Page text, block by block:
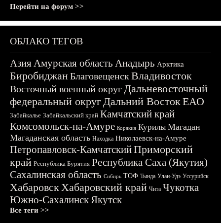
Перейти на форум >>
ОБЛАКО ТЕГОВ
АзияАмурская область Анадырь Арктика
БиробиджанБлаговещенскВладивосток
Восточный военный округДальневосточный
федеральный округДальний ВостокЕАО
Забайкалье Забайкальский край Камчатский край
Комсомольск-на-Амуре Корякия Курилы Магадан
Магаданская область Находка Николаевск-на-Амуре
Петропавловск-КамчатскийПриморский
край Республика Бурятия Республика Саха (Якутия)
Сахалинская область Сибирь ТОФ Тында Улан-Удэ Уссурийск
ХабаровскХабаровский край Чита Чукотка
Южно-СахалинскЯкутск
Все теги >>